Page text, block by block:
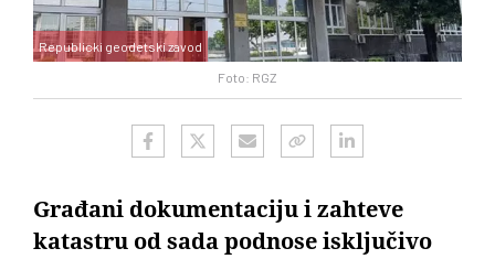
Foto: RGZ
Republicki geodetski zavod
Građani dokumentaciju i zahteve
katastru od sada podnose isključivo